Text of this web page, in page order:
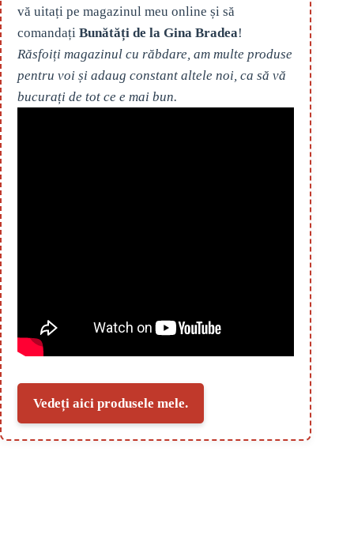
vă uitați pe magazinul meu online și să
comandați Bunătăți de la Gina Bradea!
Răsfoiți magazinul cu răbdare, am multe produse
pentru voi și adaug constant altele noi, ca să vă
bucurați de tot ce e mai bun.
Vedeți aici produsele mele.